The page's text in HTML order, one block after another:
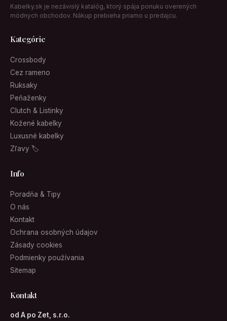
Kabelky.sk je nezávislý katalóg, ktorý spája ponuku overených
módnych obchodov. Nákup prebieha priamo u predajcu.
Kategórie
Crossbody
Cez rameno
Ruksaky
Peňaženky
Clutch & Listinky
Kožené kabelky
Luxusné kabelky
Zľavy 🏷
Info
Poradňa & Tipy
O nás
Kontakt
Ochrana osobných údajov
Zásady cookies
Podmienky používania
Sitemap
Kontakt
od A po Zet, s.r.o.